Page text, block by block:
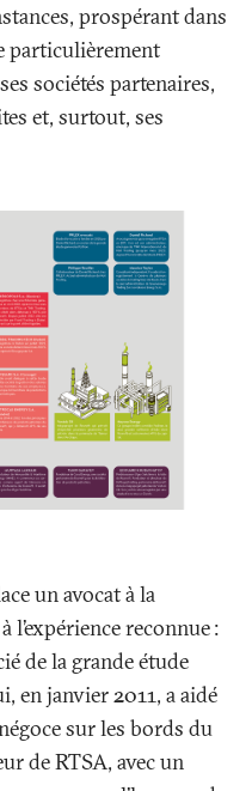
prospérant dans
particulièrement
sociétés partenaires,
et, surtout, ses
un avocat à la
l’expérience reconnue:
de la grande étude
en janvier 2011, a aidé
sur les bords du
de RTSA, avec un